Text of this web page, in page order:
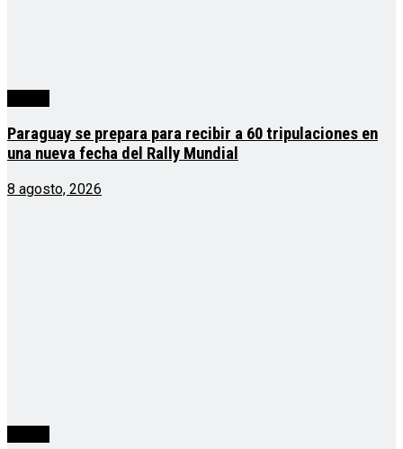
Paraguay se prepara para recibir a 60 tripulaciones en
una nueva fecha del Rally Mundial
8 agosto, 2026